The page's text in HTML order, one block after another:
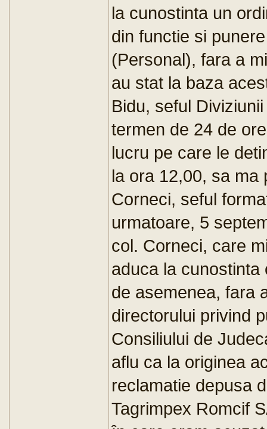
la cunostinta un
din functie si
(Personal), fara a
au stat la baza
Bidu, seful
termen de 24 de
lucru pe care le
la ora 12,00, sa ma
Corneci, seful
urmatoare, 5
col. Corneci, care
aduca la
de asemenea, fara
directorului privind
Consiliului de
aflu ca la originea
reclamatie depusa
Tagrimpex Romcif